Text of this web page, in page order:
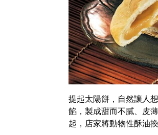
提起太陽餅，自然讓人
餡，製成甜而不膩、皮
起，店家將動物性酥油